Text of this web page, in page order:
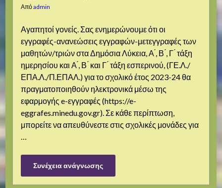
Απόadmin
Αγαπητοί γονείς. Σας ενημερώνουμε ότι οι
εγγραφές-ανανεώσεις εγγραφών-μετεγγραφές των
μαθητών/τριών στα Δημόσια Λύκεια, Α ́, Β ́, Γ ́ τάξη
ημερησίου και Α ́, Β ́ και Γ ́ τάξη εσπερινού, (ΓΕ.Λ./
ΕΠΑ.Λ./Π.ΕΠΑΛ.) για το σχολικό έτος 2023-24 θα
πραγματοποιηθούν ηλεκτρονικά μέσω της
εφαρμογής e-εγγραφές (https://e-
eggrafes.minedu.gov.gr). Σε κάθε περίπτωση,
μπορείτε να απευθύνεστε στις σχολικές μονάδες για
Συνέχεια ανάγνωσης